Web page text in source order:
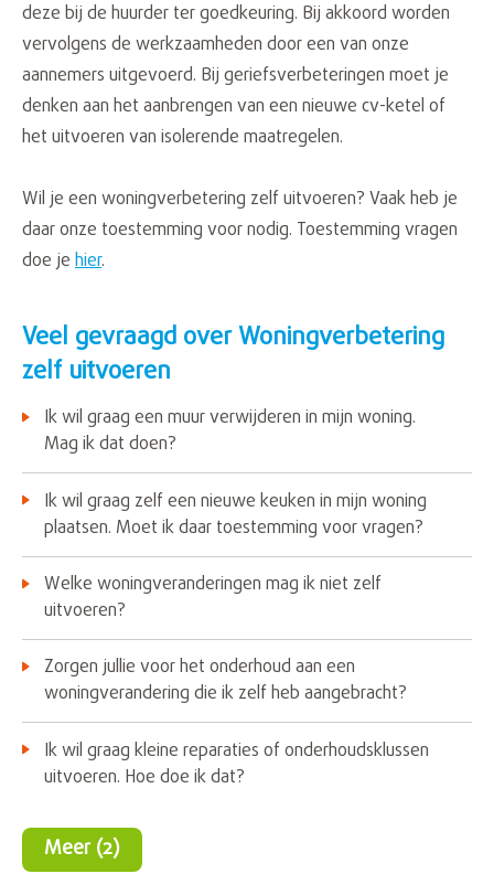
deze bij de huurder ter goedkeuring. Bij akkoord worden
vervolgens de werkzaamheden door een van onze
aannemers uitgevoerd. Bij geriefsverbeteringen moet je
denken aan het aanbrengen van een nieuwe cv-ketel of
het uitvoeren van isolerende maatregelen.
Wil je een woningverbetering zelf uitvoeren? Vaak heb je
daar onze toestemming voor nodig. Toestemming vragen
doe je hier.
Veel gevraagd over Woningverbetering
zelf uitvoeren
Ik wil graag een muur verwijderen in mijn woning.
Mag ik dat doen?
Ik wil graag zelf een nieuwe keuken in mijn woning
plaatsen. Moet ik daar toestemming voor vragen?
Welke woningveranderingen mag ik niet zelf
uitvoeren?
Zorgen jullie voor het onderhoud aan een
woningverandering die ik zelf heb aangebracht?
Ik wil graag kleine reparaties of onderhoudsklussen
uitvoeren. Hoe doe ik dat?
Meer (2)